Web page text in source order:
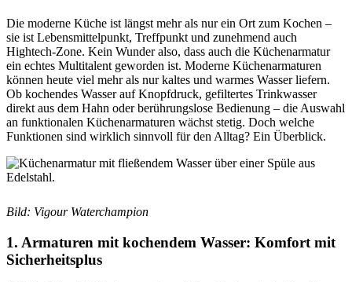
Die moderne Küche ist längst mehr als nur ein Ort zum Kochen –
sie ist Lebensmittelpunkt, Treffpunkt und zunehmend auch
Hightech-Zone. Kein Wunder also, dass auch die Küchenarmatur
ein echtes Multitalent geworden ist. Moderne Küchenarmaturen
können heute viel mehr als nur kaltes und warmes Wasser liefern.
Ob kochendes Wasser auf Knopfdruck, gefiltertes Trinkwasser
direkt aus dem Hahn oder berührungslose Bedienung – die Auswahl
an funktionalen Küchenarmaturen wächst stetig. Doch welche
Funktionen sind wirklich sinnvoll für den Alltag? Ein Überblick.
Bild: Vigour Waterchampion
1. Armaturen mit kochendem Wasser: Komfort mit
Sicherheitsplus